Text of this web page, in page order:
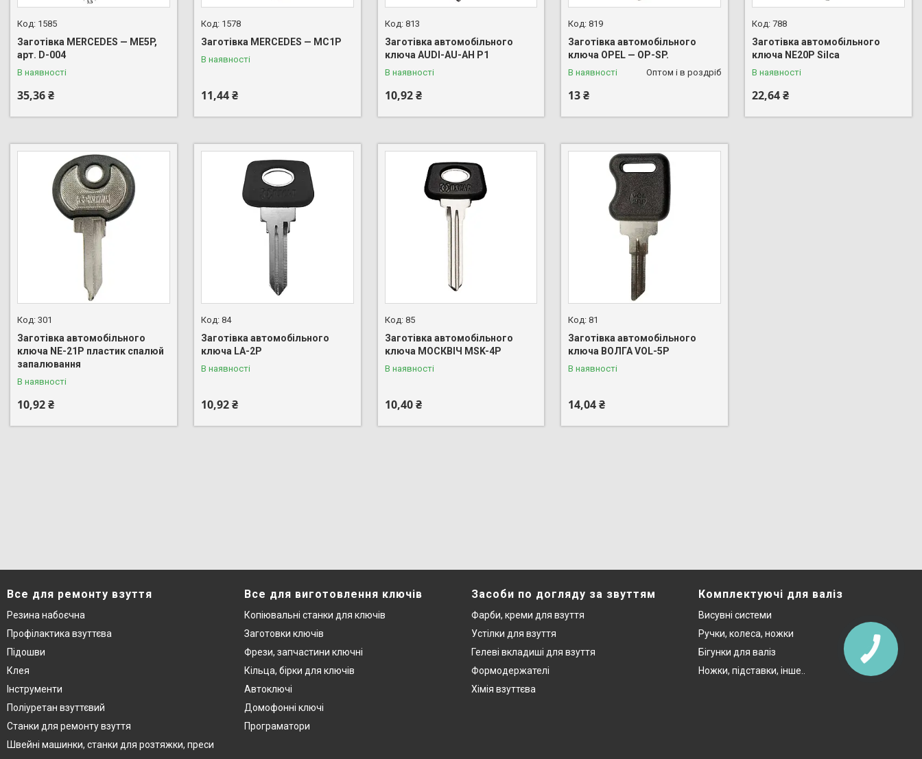
1585
Заготівка MERCEDES — ME5P,
арт. D-004
В наявності
35,36 ₴
1578
Заготівка MERCEDES — MC1P
В наявності
11,44 ₴
813
Заготівка автомобільного
ключа AUDI-AU-AH P1
В наявності
10,92 ₴
819
Заготівка автомобільного
ключа OPEL — OP-SP.
В наявності Оптом і в роздріб
13 ₴
788
Заготівка автомобільного
ключа NE20P Silca
В наявності
22,64 ₴
301
Заготівка автомобільного
ключа NE-21P пластик спалюй
запалювання
В наявності
10,92 ₴
84
Заготівка автомобільного
ключа LA-2P
В наявності
10,92 ₴
85
Заготівка автомобільного
ключа МОСКВІЧ MSK-4P
В наявності
10,40 ₴
81
Заготівка автомобільного
ключа ВОЛГА VOL-5P
В наявності
14,04 ₴
Все для ремонту взуття
Резина набоєчна
Профілактика взуттєва
Підошви
Клея
Інструменти
Поліуретан взуттєвий
Станки для ремонту взуття
Швейні машинки, станки для розтяжки, преси
Все для виготовлення ключів
Копіювальні станки для ключів
Заготовки ключів
Фрези, запчастини ключні
Кільца, бірки для ключів
Автоключі
Домофонні ключі
Програматори
Засоби по догляду за звуттям
Фарби, креми для взуття
Устілки для взуття
Гелеві вкладиші для взуття
Формодержателі
Хімія взуттєва
Комплектуючі для валіз
Висувні системи
Ручки, колеса, ножки
Бігунки для валіз
Ножки, підставки, інше..